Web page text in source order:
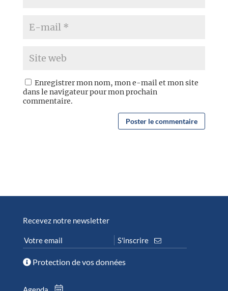
Enregistrer mon nom, mon e-mail et mon site
dans le navigateur pour mon prochain
commentaire.
Recevez notre newsletter
Protection de vos données